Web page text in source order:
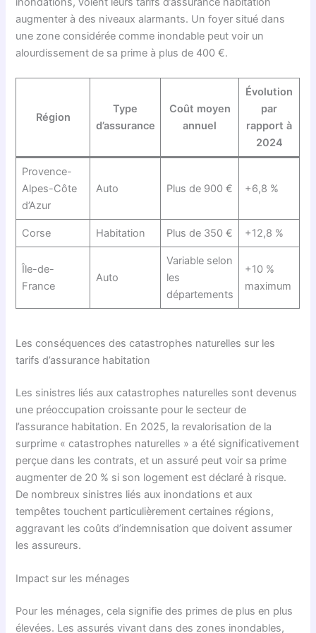
augmenter à des niveaux alarmants. Un foyer situé dans
une zone considérée comme inondable peut voir un
alourdissement de sa prime à plus de 400 €.
Région
Type
d’assurance
Coût moyen
annuel
Évolution
par
rapport à
2024
Provence-
Alpes-Côte
d’Azur
Auto Plus de 900 € +6,8 %
Corse Habitation Plus de 350 € +12,8 %
Île-de-
France
Auto
Variable selon
les
départements
+10 %
maximum
Les conséquences des catastrophes naturelles sur les
tarifs d’assurance habitation
Les sinistres liés aux catastrophes naturelles sont devenus
une préoccupation croissante pour le secteur de
l’assurance habitation. En 2025, la revalorisation de la
surprime « catastrophes naturelles » a été significativement
perçue dans les contrats, et un assuré peut voir sa prime
augmenter de 20 % si son logement est déclaré à risque.
De nombreux sinistres liés aux inondations et aux
tempêtes touchent particulièrement certaines régions,
aggravant les coûts d’indemnisation que doivent assumer
les assureurs.
Impact sur les ménages
Pour les ménages, cela signifie des primes de plus en plus
élevées. Les assurés vivant dans des zones inondables,